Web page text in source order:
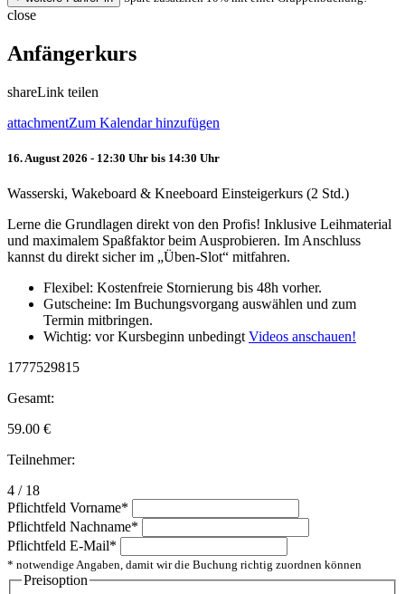
close
Anfängerkurs
shareLink teilen
attachmentZum Kalendar hinzufügen
16. August 2026 - 12:30 Uhr bis 14:30 Uhr
Wasserski, Wakeboard & Kneeboard Einsteigerkurs (2 Std.)
Lerne die Grundlagen direkt von den Profis! Inklusive Leihmaterial
und maximalem Spaßfaktor beim Ausprobieren. Im Anschluss
kannst du direkt sicher im „Üben-Slot“ mitfahren.
Flexibel: Kostenfreie Stornierung bis 48h vorher.
Gutscheine: Im Buchungsvorgang auswählen und zum
Termin mitbringen.
Wichtig: vor Kursbeginn unbedingt Videos anschauen!
1777529815
Gesamt:
59.00 €
Teilnehmer:
4 / 18
Pflichtfeld Vorname*
Pflichtfeld Nachname*
Pflichtfeld E-Mail*
* notwendige Angaben, damit wir die Buchung richtig zuordnen können
Preisoption